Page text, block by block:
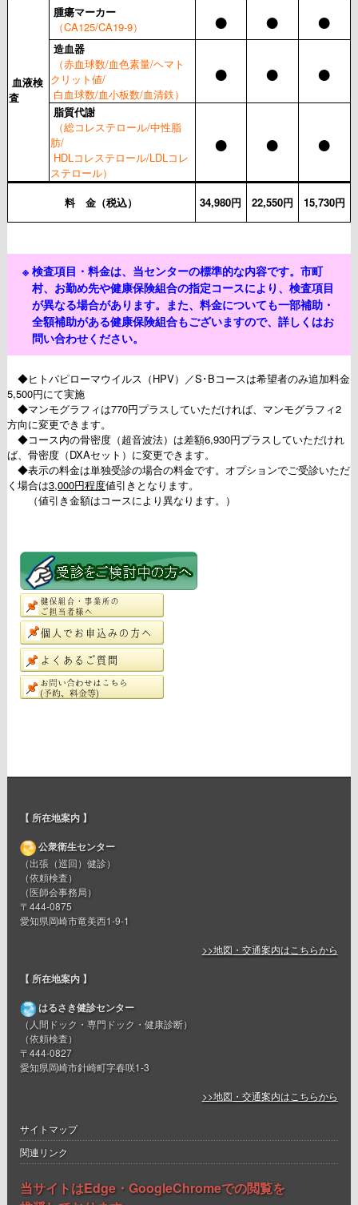
血液検
査
腫瘍マーカー
（CA125/CA19-9）
● ● ●
造血器
（赤血球数/血色素量/ヘマト
クリット値/
白血球数/血小板数/血清鉄）
● ● ●
脂質代謝
（総コレステロール/中性脂
肪/
HDLコレステロール/LDLコレ
ステロール）
● ● ●
料 金（税込） 34,980円 22,550円 15,730円
※ 検査項目・料金は、当センターの標準的な内容です。市町
村、お勤め先や健康保険組合の指定コースにより、検査項目
が異なる場合があります。また、料金についても一部補助・
全額補助がある健康保険組合もございますので、詳しくはお
問い合わせください。
◆ヒトパピローマウイルス（HPV）／S･Bコースは希望者のみ追加料金
5,500円にて実施
◆マンモグラフィは770円プラスしていただければ、マンモグラフィ2
方向に変更できます。
◆コース内の骨密度（超音波法）は差額6,930円プラスしていただけれ
ば、骨密度（DXAセット）に変更できます。
◆表示の料金は単独受診の場合の料金です。オプションでご受診いただ
く場合は3,000円程度値引きとなります。
（値引き金額はコースにより異なります。）
【 所在地案内 】
公衆衛生センター
（出張（巡回）健診）
（依頼検査）
（医師会事務局）
〒444-0875
愛知県岡崎市竜美西1-9-1
>>地図・交通案内はこちらから
【 所在地案内 】
はるさき健診センター
（人間ドック・専門ドック・健康診断）
（依頼検査）
〒444-0827
愛知県岡崎市針崎町字春咲1-3
>>地図・交通案内はこちらから
サイトマップ
関連リンク
当サイトはEdge・GoogleChromeでの閲覧を